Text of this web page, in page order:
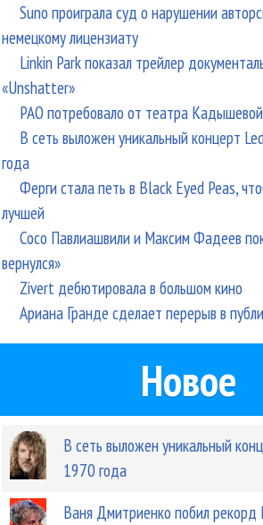
Suno проиграла суд о нарушении
немецкому лицензиату
Linkin Park показал трейлер
«Unshatter»
РАО потребовало от театра
В сеть выложен уникальный концерт
года
Ферги стала петь в Black Eyed Peas,
лучшей
Сосо Павлиашвили и Максим Фадеев
вернулся»
Zivert дебютировала в большом кино
Ариана Гранде сделает перерыв в
Новое
В сеть выложен уникальный
1970 года
Ваня Дмитриенко побил рекорд